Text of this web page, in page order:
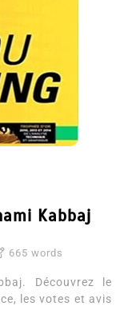
Kabbaj
665 words
Découvrez le
les votes et avis